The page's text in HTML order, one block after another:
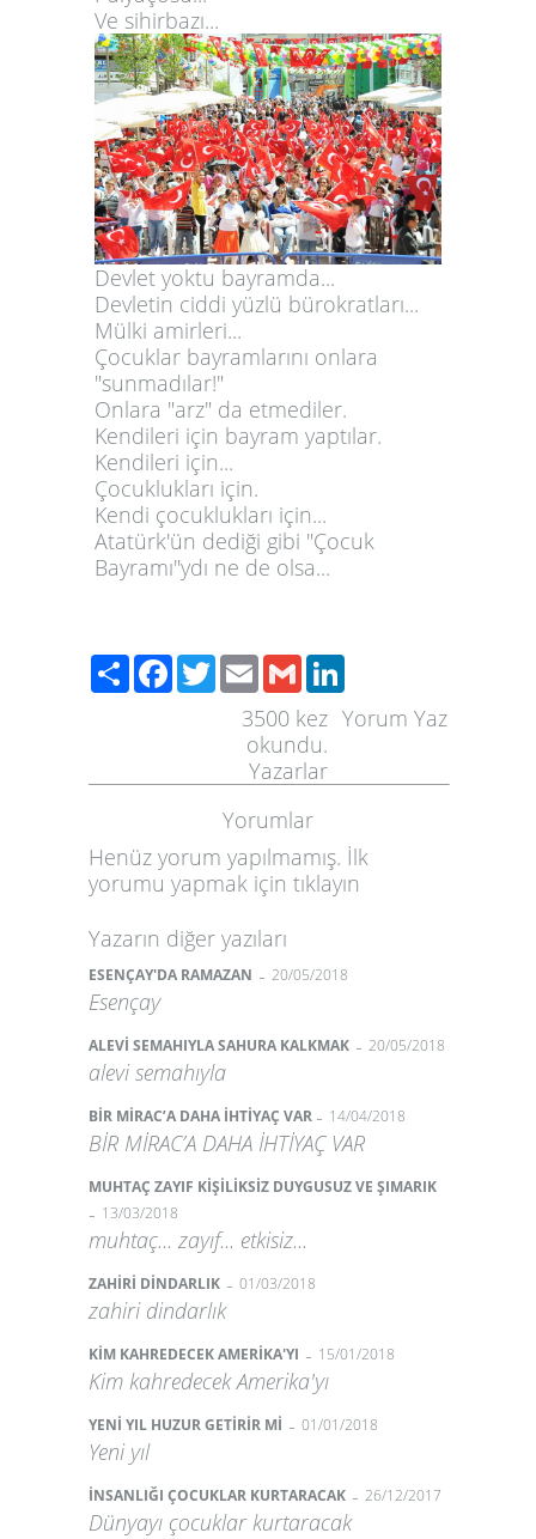
Ve sihirbazı...
Devlet yoktu bayramda...
Devletin ciddi yüzlü bürokratları...
Mülki amirleri...
Çocuklar bayramlarını onlara
"sunmadılar!"
Onlara "arz" da etmediler.
Kendileri için bayram yaptılar.
Kendileri için...
Çocuklukları için.
Kendi çocuklukları için...
Atatürk'ün dediği gibi "Çocuk
Bayramı"ydı ne de olsa...
PaylaşFacebook
TwitterEmailGmail
Yorum Yaz
3500 kez
okundu.
Yazarlar
Yorumlar
Henüz yorum yapılmamış. İlk
yorumu yapmak için tıklayın
Yazarın diğer yazıları
ESENÇAY'DA RAMAZAN - 20/05/2018
Esençay
ALEVİ SEMAHIYLA SAHURA KALKMAK - 20/05/2018
alevi semahıyla
BİR MİRAC’A DAHA İHTİYAÇ VAR - 14/04/2018
BİR MİRAC’A DAHA İHTİYAÇ VAR
MUHTAÇ ZAYIF KİŞİLİKSİZ DUYGUSUZ VE ŞIMARIK
- 13/03/2018
muhtaç... zayıf... etkisiz...
ZAHİRİ DİNDARLIK - 01/03/2018
zahiri dindarlık
KİM KAHREDECEK AMERİKA'YI - 15/01/2018
Kim kahredecek Amerika'yı
YENİ YIL HUZUR GETİRİR Mİ - 01/01/2018
Yeni yıl
İNSANLIĞI ÇOCUKLAR KURTARACAK - 26/12/2017
Dünyayı çocuklar kurtaracak